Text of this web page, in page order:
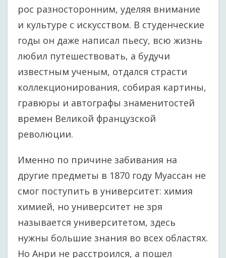
рос разносторонним, уделяя внимание
и культуре с искусством. В студенческие
годы он даже написал пьесу, всю жизнь
любил путешествовать, а будучи
известным ученым, отдался страсти
коллекционирования, собирая картины,
гравюры и автографы знаменитостей
времен Великой французской
революции.
Именно по причине забивания на
другие предметы в 1870 году Муассан не
смог поступить в университет: химия
химией, но университет не зря
называется университетом, здесь
нужны большие знания во всех областях.
Но Анри не расстроился, а пошел